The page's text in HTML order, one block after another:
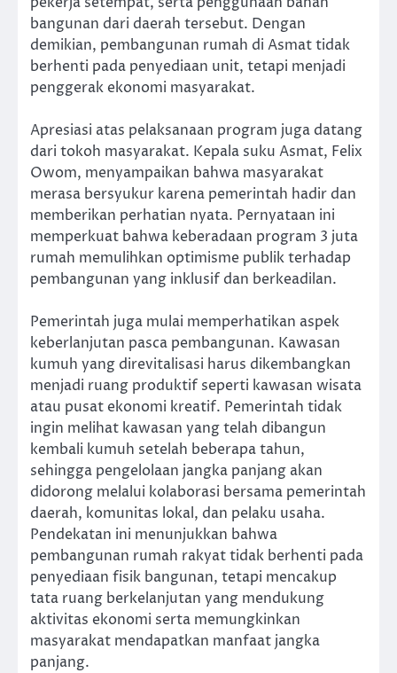
bangunan dari daerah tersebut. Dengan
demikian, pembangunan rumah di Asmat tidak
berhenti pada penyediaan unit, tetapi menjadi
penggerak ekonomi masyarakat.
Apresiasi atas pelaksanaan program juga datang
dari tokoh masyarakat. Kepala suku Asmat, Felix
Owom, menyampaikan bahwa masyarakat
merasa bersyukur karena pemerintah hadir dan
memberikan perhatian nyata. Pernyataan ini
memperkuat bahwa keberadaan program 3 juta
rumah memulihkan optimisme publik terhadap
pembangunan yang inklusif dan berkeadilan.
Pemerintah juga mulai memperhatikan aspek
keberlanjutan pasca pembangunan. Kawasan
kumuh yang direvitalisasi harus dikembangkan
menjadi ruang produktif seperti kawasan wisata
atau pusat ekonomi kreatif. Pemerintah tidak
ingin melihat kawasan yang telah dibangun
kembali kumuh setelah beberapa tahun,
sehingga pengelolaan jangka panjang akan
didorong melalui kolaborasi bersama pemerintah
daerah, komunitas lokal, dan pelaku usaha.
Pendekatan ini menunjukkan bahwa
pembangunan rumah rakyat tidak berhenti pada
penyediaan fisik bangunan, tetapi mencakup
tata ruang berkelanjutan yang mendukung
aktivitas ekonomi serta memungkinkan
masyarakat mendapatkan manfaat jangka
panjang.